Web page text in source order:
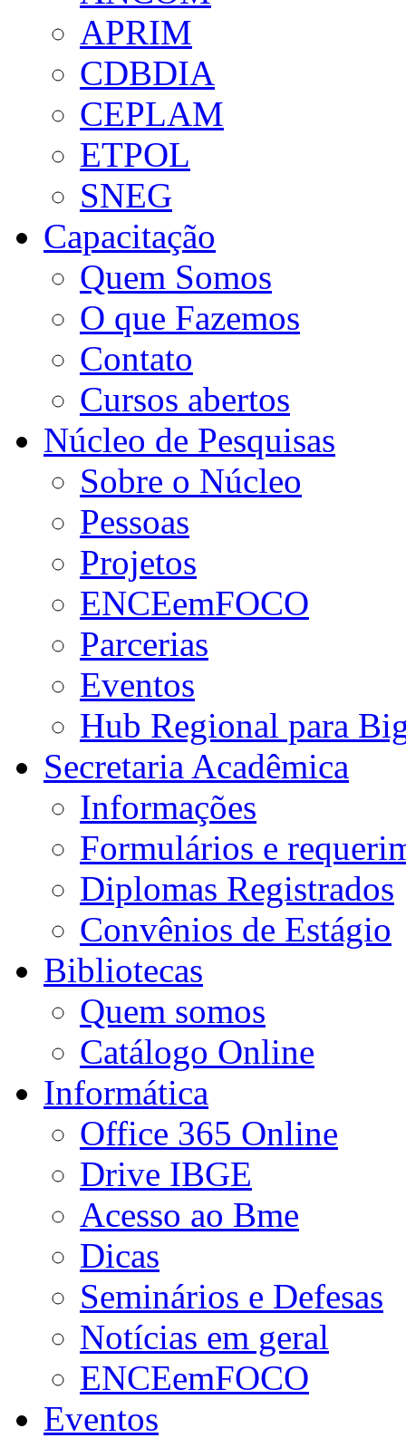
APRIM
CDBDIA
CEPLAM
ETPOL
SNEG
Capacitação
Quem Somos
O que Fazemos
Contato
Cursos abertos
Núcleo de Pesquisas
Sobre o Núcleo
Pessoas
Projetos
ENCEemFOCO
Parcerias
Eventos
Hub Regional para
Secretaria Acadêmica
Informações
Formulários e
Diplomas Registrados
Convênios de Estágio
Bibliotecas
Quem somos
Catálogo Online
Informática
Office 365 Online
Drive IBGE
Acesso ao Bme
Dicas
Seminários e Defesas
Notícias em geral
ENCEemFOCO
Eventos